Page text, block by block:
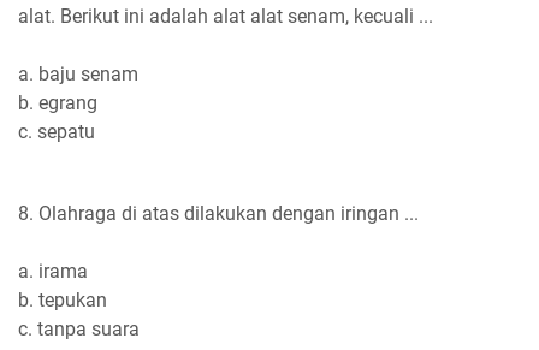
alat. Berikut ini adalah alat alat senam, kecuali ...
a. baju senam
b. egrang
c. sepatu
8. Olahraga di atas dilakukan dengan iringan ...
a. irama
b. tepukan
c. tanpa suara